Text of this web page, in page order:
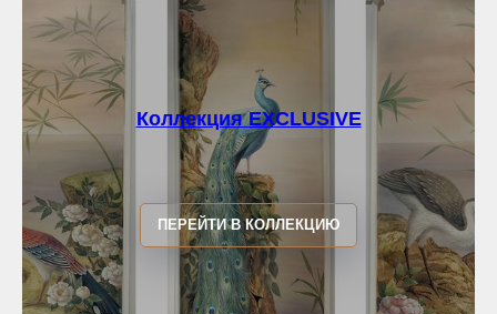
КоллекцияEXCLUSIVE
ПЕРЕЙТИ В КОЛЛЕКЦИЮ